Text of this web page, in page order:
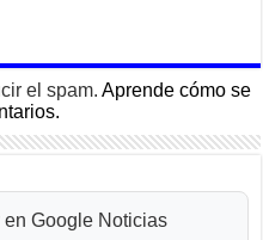
el spam.Aprende cómo se
en Google Noticias